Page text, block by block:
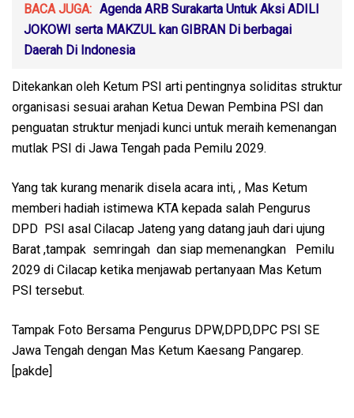
BACA JUGA: Agenda ARB Surakarta Untuk Aksi ADILI
JOKOWI serta MAKZUL kan GIBRAN Di berbagai
Daerah Di Indonesia
Ditekankan oleh Ketum PSI arti pentingnya soliditas struktur
organisasi sesuai arahan Ketua Dewan Pembina PSI dan
penguatan struktur menjadi kunci untuk meraih kemenangan
mutlak PSI di Jawa Tengah pada Pemilu 2029.
Yang tak kurang menarik disela acara inti, , Mas Ketum
memberi hadiah istimewa KTA kepada salah Pengurus
DPD PSI asal Cilacap Jateng yang datang jauh dari ujung
Barat ,tampak semringah dan siap memenangkan Pemilu
2029 di Cilacap ketika menjawab pertanyaan Mas Ketum
PSI tersebut.
Tampak Foto Bersama Pengurus DPW,DPD,DPC PSI SE
Jawa Tengah dengan Mas Ketum Kaesang Pangarep.
[pakde]